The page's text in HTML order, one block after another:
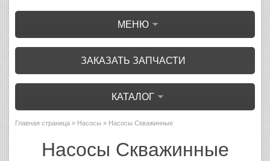
МЕНЮ
ЗАКАЗАТЬ ЗАПЧАСТИ
КАТАЛОГ
Главная страница » Насосы » Насосы Скважинные
Насосы Скважинные